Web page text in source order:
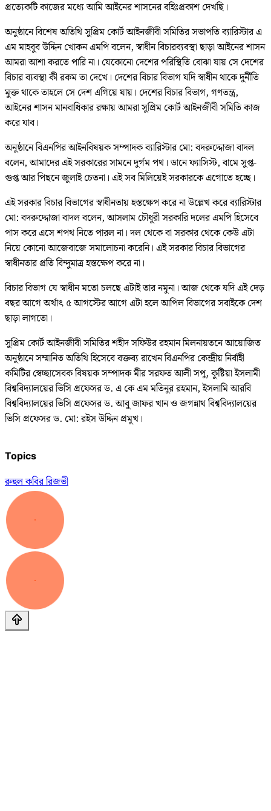
প্রত্যেকটি কাজের মধ্যে আমি আইনের শাসনের বহিঃপ্রকাশ দেখছি।
অনুষ্ঠানে বিশেষ অতিথি সুপ্রিম কোর্ট আইনজীবী সমিতির সভাপতি ব্যারিস্টার এ
এম মাহবুব উদ্দিন খোকন এমপি বলেন, স্বাধীন বিচারব্যবস্থা ছাড়া আইনের শাসন
আমরা আশা করতে পারি না। যেকোনো দেশের পরিস্থিতি বোঝা যায় সে দেশের
বিচার ব্যবস্থা কী রকম তা দেখে। দেশের বিচার বিভাগ যদি স্বাধীন থাকে দুর্নীতি
মুক্ত থাকে তাহলে সে দেশ এগিয়ে যায়। দেশের বিচার বিভাগ, গণতন্ত্র,
আইনের শাসন মানবাধিকার রক্ষায় আমরা সুপ্রিম কোর্ট আইনজীবী সমিতি কাজ
করে যাব।
অনুষ্ঠানে বিএনপির আইনবিষয়ক সম্পাদক ব্যারিস্টার মো: বদরুদ্দোজা বাদল
বলেন, আমাদের এই সরকারের সামনে দুর্গম পথ। ডানে ফ্যাসিস্ট, বামে সুপ্ত-
গুপ্ত আর পিছনে জুলাই চেতনা। এই সব মিলিয়েই সরকারকে এগোতে হচ্ছে।
এই সরকার বিচার বিভাগের স্বাধীনতায় হস্তক্ষেপ করে না উল্লেখ করে ব্যারিস্টার
মো: বদরুদ্দোজা বাদল বলেন, আসলাম চৌধুরী সরকারি দলের এমপি হিসেবে
পাস করে এসে শপথ নিতে পারল না। দল থেকে বা সরকার থেকে কেউ এটা
নিয়ে কোনো আজেবাজে সমালোচনা করেনি। এই সরকার বিচার বিভাগের
স্বাধীনতার প্রতি বিন্দুমাত্র হস্তক্ষেপ করে না।
বিচার বিভাগ যে স্বাধীন মতো চলছে এটাই তার নমুনা। আজ থেকে যদি এই দেড়
বছর আগে অর্থাৎ ৫ আগস্টের আগে এটা হলে আপিল বিভাগের সবাইকে দেশ
ছাড়া লাগতো।
সুপ্রিম কোর্ট আইনজীবী সমিতির শহীদ সফিউর রহমান মিলনায়তনে আয়োজিত
অনুষ্ঠানে সম্মানিত অতিথি হিসেবে বক্তব্য রাখেন বিএনপির কেন্দ্রীয় নির্বাহী
কমিটির স্বেচ্ছাসেবক বিষয়ক সম্পাদক মীর সরফত আলী সপু, কুষ্টিয়া ইসলামী
বিশ্ববিদ্যালয়ের ভিসি প্রফেসর ড. এ কে এম মতিনুর রহমান, ইসলামি আরবি
বিশ্ববিদ্যালয়ের ভিসি প্রফেসর ড. আবু জাফর খান ও জগন্নাথ বিশ্ববিদ্যালয়ের
ভিসি প্রফেসর ড. মো: রইস উদ্দিন প্রমুখ।
Topics
রুহুল কবির রিজভী